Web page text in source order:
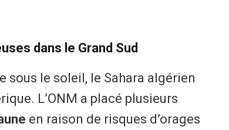
dans le Grand Sud
sous le soleil, le Sahara algérien
L’ONM a placé plusieurs
en raison de risques d’orages